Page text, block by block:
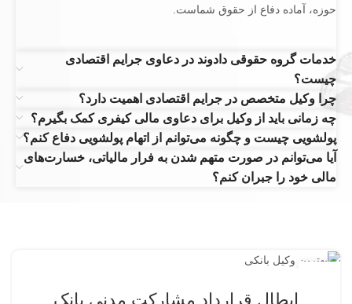
حوزه، آماده دفاع از حقوق شماست.
خدمات گروه حقوقی دادوند در دعاوی جرایم اقتصادی
چیست؟
چرا وکیل متخصص در جرایم اقتصادی اهمیت دارد؟
چه زمانی باید از وکیل برای دعاوی مالی کیفری کمک بگیرم؟
پولشویی چیست و چگونه می‌توانم از اتهام پولشویی دفاع کنم؟
آیا می‌توانم در صورت متهم شدن به فرار مالیاتی، خسارت‌های
مالی خود را جبران کنم؟
ابطال قرارداد مشارکت مدنی بانک